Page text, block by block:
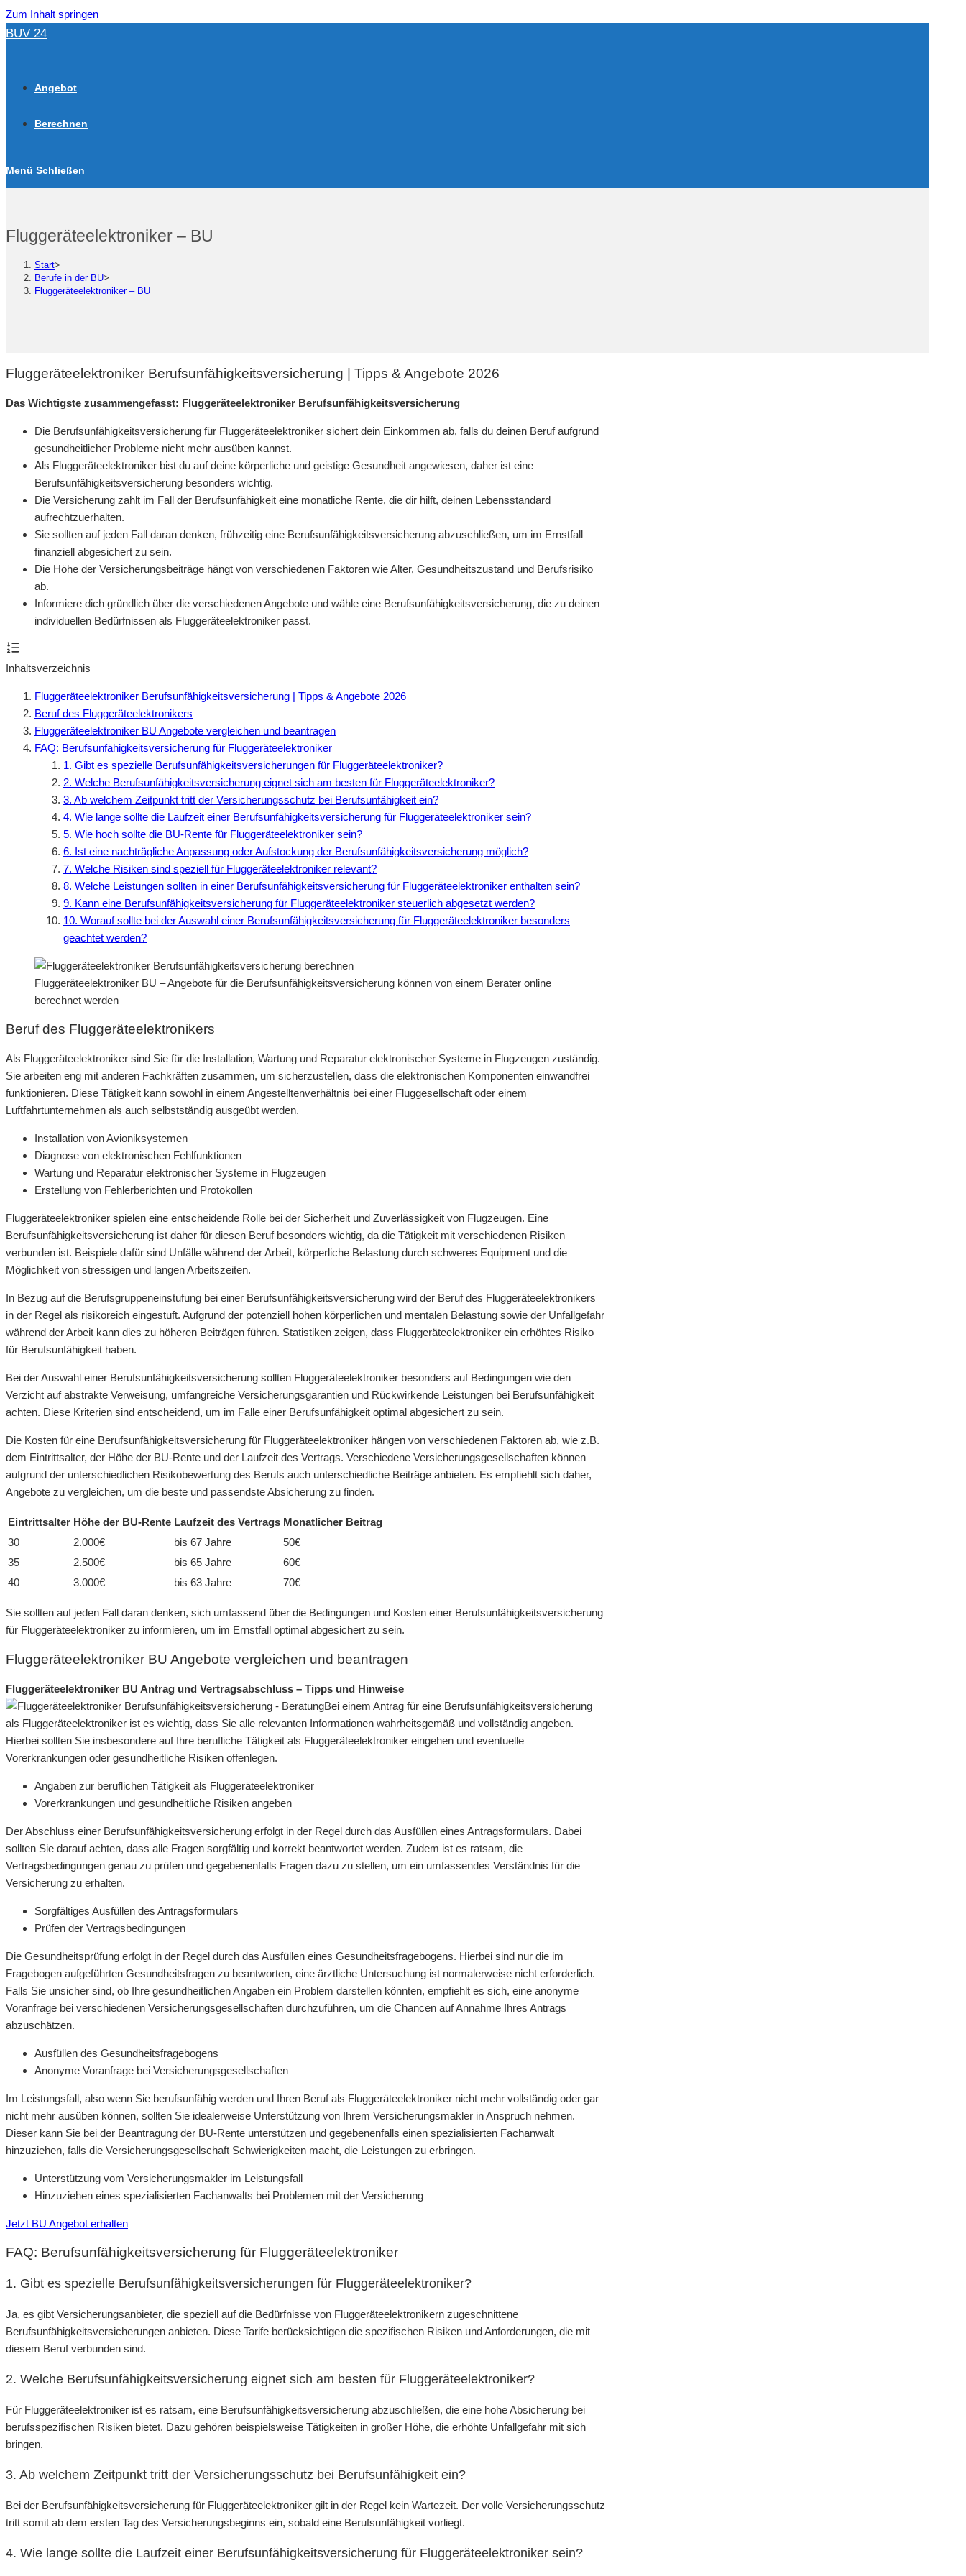
Zum Inhalt springen
BUV 24
Angebot
Berechnen
Menü Schließen
Fluggeräteelektroniker – BU
Start>
Berufe in der BU>
Fluggeräteelektroniker – BU
Fluggeräteelektroniker Berufsunfähigkeitsversicherung | Tipps & Angebote 2026
Das Wichtigste zusammengefasst: Fluggeräteelektroniker Berufsunfähigkeitsversicherung
Die Berufsunfähigkeitsversicherung für Fluggeräteelektroniker sichert dein Einkommen ab, falls du deinen Beruf aufgrund
gesundheitlicher Probleme nicht mehr ausüben kannst.
Als Fluggeräteelektroniker bist du auf deine körperliche und geistige Gesundheit angewiesen, daher ist eine
Berufsunfähigkeitsversicherung besonders wichtig.
Die Versicherung zahlt im Fall der Berufsunfähigkeit eine monatliche Rente, die dir hilft, deinen Lebensstandard
aufrechtzuerhalten.
Sie sollten auf jeden Fall daran denken, frühzeitig eine Berufsunfähigkeitsversicherung abzuschließen, um im Ernstfall
finanziell abgesichert zu sein.
Die Höhe der Versicherungsbeiträge hängt von verschiedenen Faktoren wie Alter, Gesundheitszustand und Berufsrisiko
ab.
Informiere dich gründlich über die verschiedenen Angebote und wähle eine Berufsunfähigkeitsversicherung, die zu deinen
individuellen Bedürfnissen als Fluggeräteelektroniker passt.
Inhaltsverzeichnis
Fluggeräteelektroniker Berufsunfähigkeitsversicherung | Tipps & Angebote 2026
Beruf des Fluggeräteelektronikers
Fluggeräteelektroniker BU Angebote vergleichen und beantragen
FAQ: Berufsunfähigkeitsversicherung für Fluggeräteelektroniker
1. Gibt es spezielle Berufsunfähigkeitsversicherungen für Fluggeräteelektroniker?
2. Welche Berufsunfähigkeitsversicherung eignet sich am besten für Fluggeräteelektroniker?
3. Ab welchem Zeitpunkt tritt der Versicherungsschutz bei Berufsunfähigkeit ein?
4. Wie lange sollte die Laufzeit einer Berufsunfähigkeitsversicherung für Fluggeräteelektroniker sein?
5. Wie hoch sollte die BU-Rente für Fluggeräteelektroniker sein?
6. Ist eine nachträgliche Anpassung oder Aufstockung der Berufsunfähigkeitsversicherung möglich?
7. Welche Risiken sind speziell für Fluggeräteelektroniker relevant?
8. Welche Leistungen sollten in einer Berufsunfähigkeitsversicherung für Fluggeräteelektroniker enthalten sein?
9. Kann eine Berufsunfähigkeitsversicherung für Fluggeräteelektroniker steuerlich abgesetzt werden?
10. Worauf sollte bei der Auswahl einer Berufsunfähigkeitsversicherung für Fluggeräteelektroniker besonders
geachtet werden?
Fluggeräteelektroniker BU – Angebote für die Berufsunfähigkeitsversicherung können von einem Berater online
berechnet werden
Beruf des Fluggeräteelektronikers
Als Fluggeräteelektroniker sind Sie für die Installation, Wartung und Reparatur elektronischer Systeme in Flugzeugen zuständig.
Sie arbeiten eng mit anderen Fachkräften zusammen, um sicherzustellen, dass die elektronischen Komponenten einwandfrei
funktionieren. Diese Tätigkeit kann sowohl in einem Angestelltenverhältnis bei einer Fluggesellschaft oder einem
Luftfahrtunternehmen als auch selbstständig ausgeübt werden.
Installation von Avioniksystemen
Diagnose von elektronischen Fehlfunktionen
Wartung und Reparatur elektronischer Systeme in Flugzeugen
Erstellung von Fehlerberichten und Protokollen
Fluggeräteelektroniker spielen eine entscheidende Rolle bei der Sicherheit und Zuverlässigkeit von Flugzeugen. Eine
Berufsunfähigkeitsversicherung ist daher für diesen Beruf besonders wichtig, da die Tätigkeit mit verschiedenen Risiken
verbunden ist. Beispiele dafür sind Unfälle während der Arbeit, körperliche Belastung durch schweres Equipment und die
Möglichkeit von stressigen und langen Arbeitszeiten.
In Bezug auf die Berufsgruppeneinstufung bei einer Berufsunfähigkeitsversicherung wird der Beruf des Fluggeräteelektronikers
in der Regel als risikoreich eingestuft. Aufgrund der potenziell hohen körperlichen und mentalen Belastung sowie der Unfallgefahr
während der Arbeit kann dies zu höheren Beiträgen führen. Statistiken zeigen, dass Fluggeräteelektroniker ein erhöhtes Risiko
für Berufsunfähigkeit haben.
Bei der Auswahl einer Berufsunfähigkeitsversicherung sollten Fluggeräteelektroniker besonders auf Bedingungen wie den
Verzicht auf abstrakte Verweisung, umfangreiche Versicherungsgarantien und Rückwirkende Leistungen bei Berufsunfähigkeit
achten. Diese Kriterien sind entscheidend, um im Falle einer Berufsunfähigkeit optimal abgesichert zu sein.
Die Kosten für eine Berufsunfähigkeitsversicherung für Fluggeräteelektroniker hängen von verschiedenen Faktoren ab, wie z.B.
dem Eintrittsalter, der Höhe der BU-Rente und der Laufzeit des Vertrags. Verschiedene Versicherungsgesellschaften können
aufgrund der unterschiedlichen Risikobewertung des Berufs auch unterschiedliche Beiträge anbieten. Es empfiehlt sich daher,
Angebote zu vergleichen, um die beste und passendste Absicherung zu finden.
Eintrittsalter Höhe der BU-Rente Laufzeit des Vertrags Monatlicher Beitrag
30
2.000€ bis 67 Jahre
50€
35
2.500€ bis 65 Jahre
60€
40
3.000€ bis 63 Jahre 70€
Sie sollten auf jeden Fall daran denken, sich umfassend über die Bedingungen und Kosten einer Berufsunfähigkeitsversicherung
für Fluggeräteelektroniker zu informieren, um im Ernstfall optimal abgesichert zu sein.
Fluggeräteelektroniker BU Angebote vergleichen und beantragen
Fluggeräteelektroniker BU Antrag und Vertragsabschluss – Tipps und Hinweise
Bei einem Antrag für eine Berufsunfähigkeitsversicherung
als Fluggeräteelektroniker ist es wichtig, dass Sie alle relevanten Informationen wahrheitsgemäß und vollständig angeben.
Hierbei sollten Sie insbesondere auf Ihre berufliche Tätigkeit als Fluggeräteelektroniker eingehen und eventuelle
Vorerkrankungen oder gesundheitliche Risiken offenlegen.
Angaben zur beruflichen Tätigkeit als Fluggeräteelektroniker
Vorerkrankungen und gesundheitliche Risiken angeben
Der Abschluss einer Berufsunfähigkeitsversicherung erfolgt in der Regel durch das Ausfüllen eines Antragsformulars. Dabei
sollten Sie darauf achten, dass alle Fragen sorgfältig und korrekt beantwortet werden. Zudem ist es ratsam, die
Vertragsbedingungen genau zu prüfen und gegebenenfalls Fragen dazu zu stellen, um ein umfassendes Verständnis für die
Versicherung zu erhalten.
Sorgfältiges Ausfüllen des Antragsformulars
Prüfen der Vertragsbedingungen
Die Gesundheitsprüfung erfolgt in der Regel durch das Ausfüllen eines Gesundheitsfragebogens. Hierbei sind nur die im
Fragebogen aufgeführten Gesundheitsfragen zu beantworten, eine ärztliche Untersuchung ist normalerweise nicht erforderlich.
Falls Sie unsicher sind, ob Ihre gesundheitlichen Angaben ein Problem darstellen könnten, empfiehlt es sich, eine anonyme
Voranfrage bei verschiedenen Versicherungsgesellschaften durchzuführen, um die Chancen auf Annahme Ihres Antrags
abzuschätzen.
Ausfüllen des Gesundheitsfragebogens
Anonyme Voranfrage bei Versicherungsgesellschaften
Im Leistungsfall, also wenn Sie berufsunfähig werden und Ihren Beruf als Fluggeräteelektroniker nicht mehr vollständig oder gar
nicht mehr ausüben können, sollten Sie idealerweise Unterstützung von Ihrem Versicherungsmakler in Anspruch nehmen.
Dieser kann Sie bei der Beantragung der BU-Rente unterstützen und gegebenenfalls einen spezialisierten Fachanwalt
hinzuziehen, falls die Versicherungsgesellschaft Schwierigkeiten macht, die Leistungen zu erbringen.
Unterstützung vom Versicherungsmakler im Leistungsfall
Hinzuziehen eines spezialisierten Fachanwalts bei Problemen mit der Versicherung
Jetzt BU Angebot erhalten
FAQ: Berufsunfähigkeitsversicherung für Fluggeräteelektroniker
1. Gibt es spezielle Berufsunfähigkeitsversicherungen für Fluggeräteelektroniker?
Ja, es gibt Versicherungsanbieter, die speziell auf die Bedürfnisse von Fluggeräteelektronikern zugeschnittene
Berufsunfähigkeitsversicherungen anbieten. Diese Tarife berücksichtigen die spezifischen Risiken und Anforderungen, die mit
diesem Beruf verbunden sind.
2. Welche Berufsunfähigkeitsversicherung eignet sich am besten für Fluggeräteelektroniker?
Für Fluggeräteelektroniker ist es ratsam, eine Berufsunfähigkeitsversicherung abzuschließen, die eine hohe Absicherung bei
berufsspezifischen Risiken bietet. Dazu gehören beispielsweise Tätigkeiten in großer Höhe, die erhöhte Unfallgefahr mit sich
bringen.
3. Ab welchem Zeitpunkt tritt der Versicherungsschutz bei Berufsunfähigkeit ein?
Bei der Berufsunfähigkeitsversicherung für Fluggeräteelektroniker gilt in der Regel kein Wartezeit. Der volle Versicherungsschutz
tritt somit ab dem ersten Tag des Versicherungsbeginns ein, sobald eine Berufsunfähigkeit vorliegt.
4. Wie lange sollte die Laufzeit einer Berufsunfähigkeitsversicherung für Fluggeräteelektroniker sein?